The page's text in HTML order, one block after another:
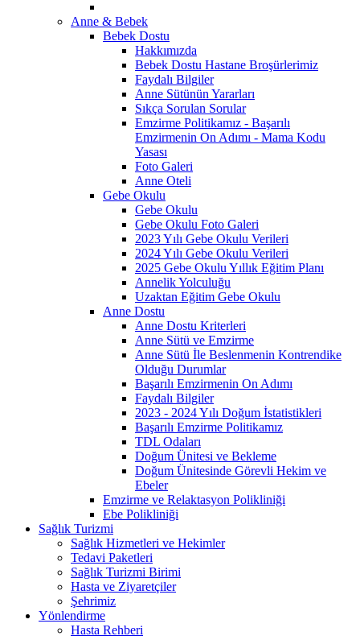
Anne & Bebek
Bebek Dostu
Hakkımızda
Bebek Dostu Hastane Broşürlerimiz
Faydalı Bilgiler
Anne Sütünün Yararları
Sıkça Sorulan Sorular
Emzirme Politikamız - Başarılı
Emzirmenin On Adımı - Mama Kodu
Yasası
Foto Galeri
Anne Oteli
Gebe Okulu
Gebe Okulu
Gebe Okulu Foto Galeri
2023 Yılı Gebe Okulu Verileri
2024 Yılı Gebe Okulu Verileri
2025 Gebe Okulu Yıllık Eğitim Planı
Annelik Yolculuğu
Uzaktan Eğitim Gebe Okulu
Anne Dostu
Anne Dostu Kriterleri
Anne Sütü ve Emzirme
Anne Sütü İle Beslenmenin Kontrendike
Olduğu Durumlar
Başarılı Emzirmenin On Adımı
Faydalı Bilgiler
2023 - 2024 Yılı Doğum İstatistikleri
Başarılı Emzirme Politikamız
TDL Odaları
Doğum Ünitesi ve Bekleme
Doğum Ünitesinde Görevli Hekim ve
Ebeler
Emzirme ve Relaktasyon Polikliniği
Ebe Polikliniği
Sağlık Turizmi
Sağlık Hizmetleri ve Hekimler
Tedavi Paketleri
Sağlık Turizmi Birimi
Hasta ve Ziyaretçiler
Şehrimiz
Yönlendirme
Hasta Rehberi